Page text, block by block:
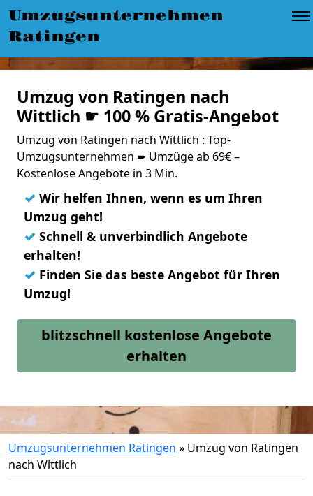
Umzugsunternehmen
Ratingen
Umzug von Ratingen nach
Wittlich ☛ 100 % Gratis-Angebot
Umzug von Ratingen nach Wittlich : Top-
Umzugsunternehmen ➨ Umzüge ab 69€ –
Kostenlose Angebote in 3 Min.
✓ Wir helfen Ihnen, wenn es um Ihren
Umzug geht!
✓ Schnell & unverbindlich Angebote
erhalten!
✓ Finden Sie das beste Angebot für Ihren
Umzug!
blitzschnell kostenlose Angebote
erhalten
Umzugsunternehmen Ratingen » Umzug von Ratingen
nach Wittlich